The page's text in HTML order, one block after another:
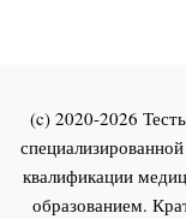
(c) 2020-2026
квалификации
образованием.